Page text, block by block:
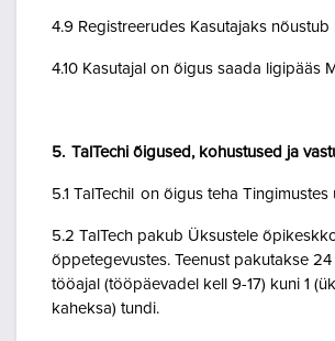
4.9 Registreerudes Kasutajaks
4.10 Kasutajal on õigus saada ligipääs
5. TalTechi õigused, kohustused ja
5.1 TalTechil on õigus teha
5.2 TalTech pakub Üksustele
õppetegevustes. Teenust pakutakse
tööajal (tööpäevadel kell 9-17) kuni 1
kaheksa) tundi.